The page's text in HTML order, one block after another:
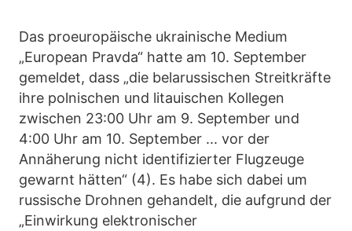
Das proeuropäische ukrainische Medium
„European Pravda“ hatte am 10. September
gemeldet, dass „die belarussischen Streitkräfte
ihre polnischen und litauischen Kollegen
zwischen 23:00 Uhr am 9. September und
4:00 Uhr am 10. September ... vor der
Annäherung nicht identifizierter Flugzeuge
gewarnt hätten“ (4). Es habe sich dabei um
russische Drohnen gehandelt, die aufgrund der
„Einwirkung elektronischer